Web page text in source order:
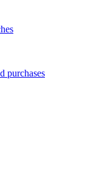
purchases